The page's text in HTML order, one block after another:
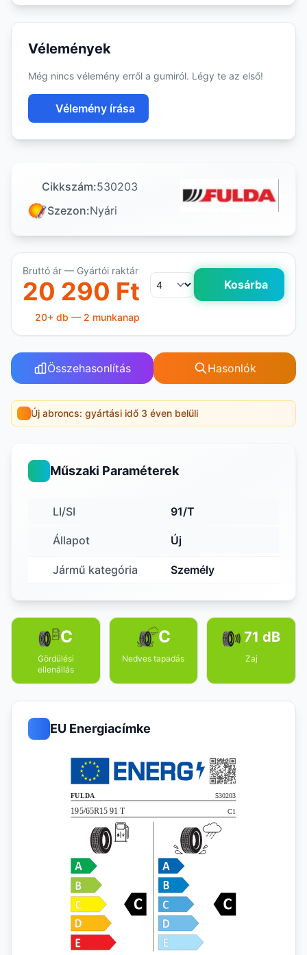
Vélemények
Még nincs vélemény erről a gumiról. Légy te az első!
Vélemény írása
Cikkszám:530203
Szezon:Nyári
Bruttó ár — Gyártói raktár
20 290 Ft Kosárba
20+ db — 2 munkanap
Összehasonlítás Hasonlók
Új abroncs: gyártási idő 3 éven belüli
Műszaki Paraméterek
LI/SI 91/T
Állapot Új
Jármű kategória Személy
C
Gördülési
ellenállás
C
Nedves tapadás
71 dB
Zaj
EU Energiacímke